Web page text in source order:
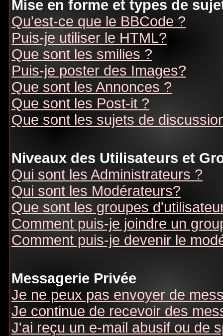
Mise en forme et types de
Qu'est-ce que le BBCode ?
Puis-je utiliser le HTML?
Que sont les smilies ?
Puis-je poster des Images?
Que sont les Annonces ?
Que sont les Post-it ?
Que sont les sujets de
Niveaux des Utilisateurs et
Qui sont les Administrateurs ?
Qui sont les Modérateurs?
Que sont les groupes
Comment puis-je joindre un
Comment puis-je devenir le
Messagerie Privée
Je ne peux pas envoyer de
Je continue de recevoir des
J'ai reçu un e-mail abusif ou de